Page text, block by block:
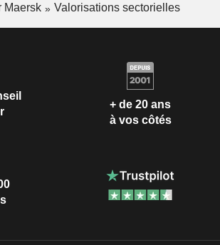
Maersk
Valorisations sectorielles
+ de 20 ans
à vos côtés